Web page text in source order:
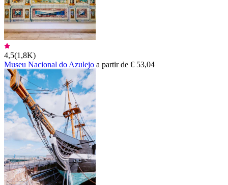
4,5(1,8K)
Museu Nacional do Azulejo a partir de € 53,04